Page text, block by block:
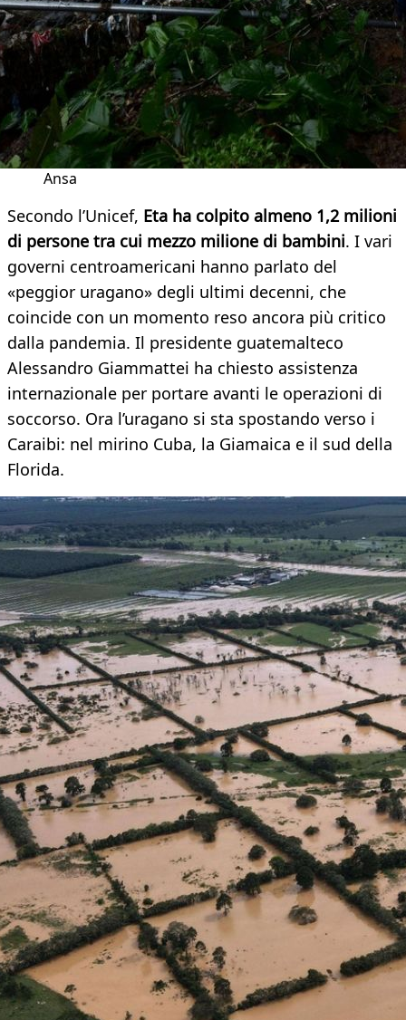
Ansa
Secondo l’Unicef, Eta ha colpito almeno 1,2 milioni
di persone tra cui mezzo milione di bambini. I vari
governi centroamericani hanno parlato del
«peggior uragano» degli ultimi decenni, che
coincide con un momento reso ancora più critico
dalla pandemia. Il presidente guatemalteco
Alessandro Giammattei ha chiesto assistenza
internazionale per portare avanti le operazioni di
soccorso. Ora l’uragano si sta spostando verso i
Caraibi: nel mirino Cuba, la Giamaica e il sud della
Florida.